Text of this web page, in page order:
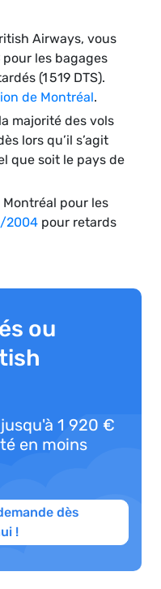
Airways, vous
pour les bagages
(1 519 DTS).
de Montréal.
majorité des vols
lors qu’il s’agit
que soit le pays de
pour les
2004 pour retards
ou
1 920 €
en moins
dès
!